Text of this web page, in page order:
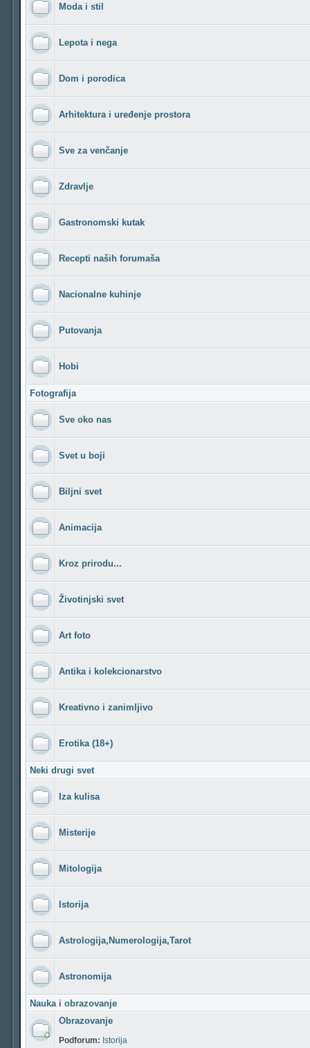
Moda i stil
Lepota i nega
Dom i porodica
Arhitektura i uređenje prostora
Sve za venčanje
Zdravlje
Gastronomski kutak
Recepti naših forumaša
Nacionalne kuhinje
Putovanja
Hobi
Fotografija
Sve oko nas
Svet u boji
Biljni svet
Animacija
Kroz prirodu...
Životinjski svet
Art foto
Antika i kolekcionarstvo
Kreativno i zanimljivo
Erotika (18+)
Neki drugi svet
Iza kulisa
Misterije
Mitologija
Istorija
Astrologija,Numerologija,Tarot
Astronomija
Nauka i obrazovanje
Obrazovanje
Podforum: Istorija